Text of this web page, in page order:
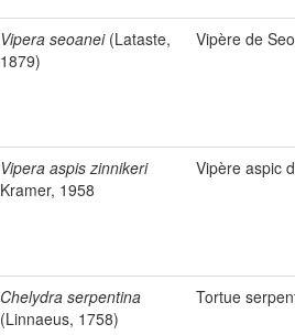
Vipera seoanei(Lataste,
1879)
Vipère de
Vipera aspis zinnikeri
Kramer, 1958
Vipère aspic
Chelydra serpentina
(Linnaeus, 1758)
Tortue